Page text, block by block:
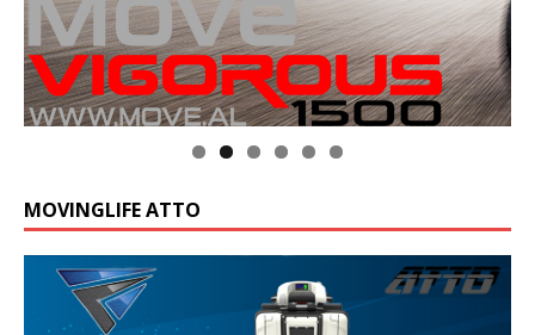
MOVINGLIFE ATTO